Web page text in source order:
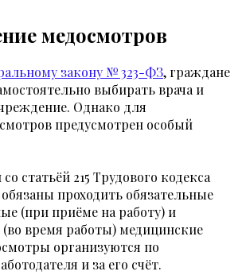
медосмотров
закону № 323-ФЗ, граждане
выбирать врача и
Однако для
предусмотрен особый
статьёй 215 Трудового кодекса
проходить обязательные
(при приёме на работу) и
(во время работы) медицинские
организуются по
и за его счёт.